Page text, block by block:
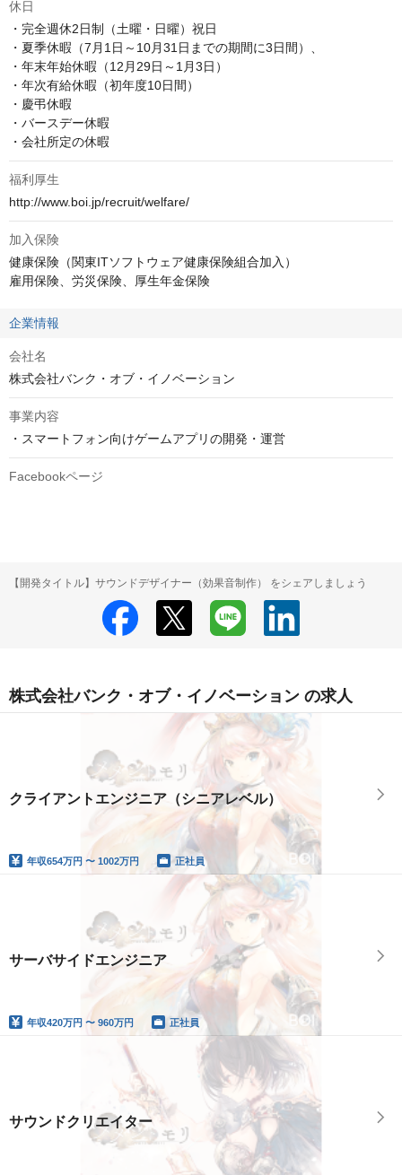
休日
・完全週休2日制（土曜・日曜）祝日
・夏季休暇（7月1日～10月31日までの期間に3日間）、
・年末年始休暇（12月29日～1月3日）
・年次有給休暇（初年度10日間）
・慶弔休暇
・バースデー休暇
・会社所定の休暇
福利厚生
http://www.boi.jp/recruit/welfare/
加入保険
健康保険（関東ITソフトウェア健康保険組合加入）
雇用保険、労災保険、厚生年金保険
企業情報
会社名
株式会社バンク・オブ・イノベーション
事業内容
・スマートフォン向けゲームアプリの開発・運営
Facebookページ
【開発タイトル】サウンドデザイナー（効果音制作） をシェアしましょう
株式会社バンク・オブ・イノベーション の求人
クライアントエンジニア（シニアレベル）
年収654万円 〜 1002万円 正社員
サーバサイドエンジニア
年収420万円 〜 960万円 正社員
サウンドクリエイター